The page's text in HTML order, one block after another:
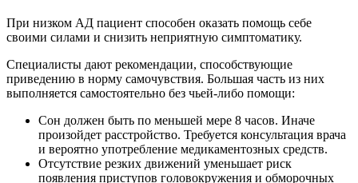
При низком АД пациент способен оказать помощь себе
своими силами и снизить неприятную симптоматику.
Специалисты дают рекомендации, способствующие
приведению в норму самочувствия. Большая часть из них
выполняется самостоятельно без чьей-либо помощи:
Сон должен быть по меньшей мере 8 часов. Иначе
произойдет расстройство. Требуется консультация врача
и вероятно употребление медикаментозных средств.
Отсутствие резких движений уменьшает риск
появления приступов головокружения и обморочных